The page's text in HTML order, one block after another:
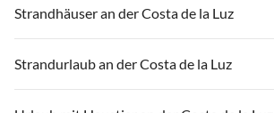
Strandhäuser an der Costa de la Luz
Strandurlaub an der Costa de la Luz